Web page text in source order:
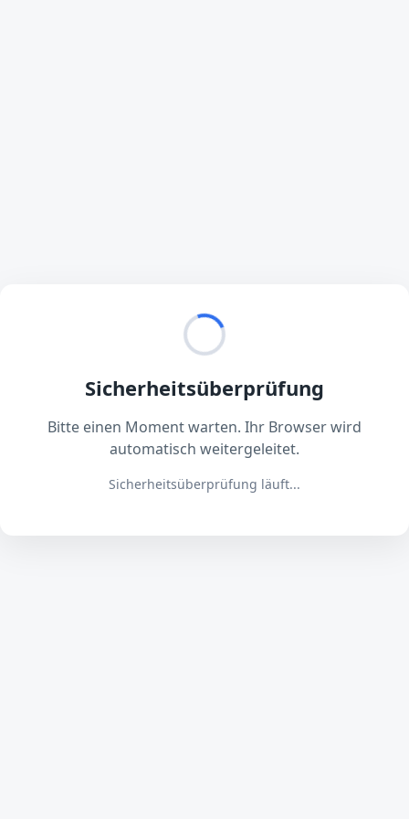
Sicherheitsüberprüfung
Bitte einen Moment warten. Ihr Browser wird
automatisch weitergeleitet.
Sicherheitsüberprüfung läuft...